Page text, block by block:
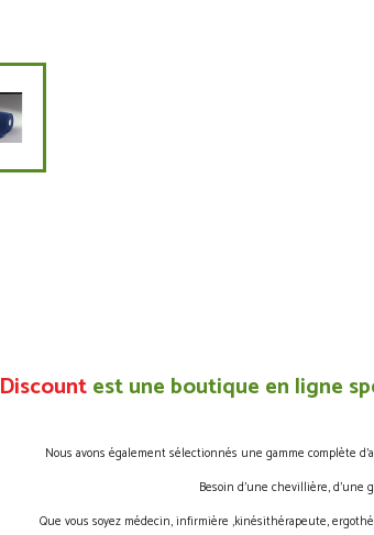
Discountest une boutique en ligne
Nous avons également sélectionnés une gamme complète
Besoin d’une chevillière, d’une
Que vous soyez médecin, infirmière ,kinésithérapeute,